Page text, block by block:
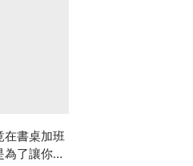
在書桌加班
了讓你睡